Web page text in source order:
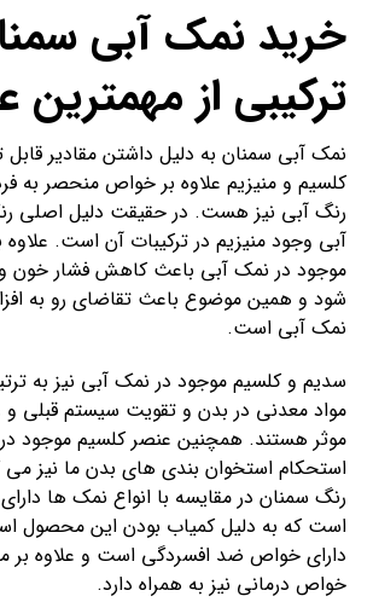
خرید نمک آبی
ترکیبی از مهمترین
نمک آبی سمنان به دلیل داشتن مقادیر قابل
کلسیم و منیزیم علاوه بر خواص منحصر به
رنگ آبی نیز هست. در حقیقت دلیل اصلی
آبی وجود منیزیم در ترکیبات آن است. علاوه
موجود در نمک آبی باعث کاهش فشار خون
شود و همین موضوع باعث تقاضای رو به
نمک آبی است.
سدیم و کلسیم موجود در نمک آبی نیز به
مواد معدنی در بدن و تقویت سیستم قبلی و
موثر هستند. همچنین عنصر کلسیم موجود
استحکام استخوان بندی های بدن ما نیز
رنگ سمنان در مقایسه با انواع نمک ها
است که به دلیل کمیاب بودن این محصول
دارای خواص ضد افسردگی است و علاوه بر
خواص درمانی نیز به همراه دارد.